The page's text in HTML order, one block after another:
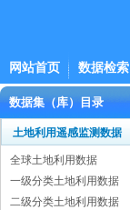
网站首页 数据检索
数据集（库）目录
土地利用遥感监测数据
全球土地利用数据
一级分类土地利用数据
二级分类土地利用数据